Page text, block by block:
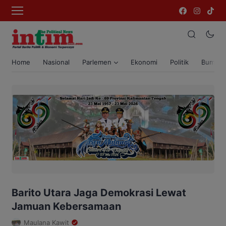
Home Nasional Parlemen Ekonomi Politik Bumi
Barito Utara Jaga Demokrasi Lewat
Jamuan Kebersamaan
Maulana Kawit